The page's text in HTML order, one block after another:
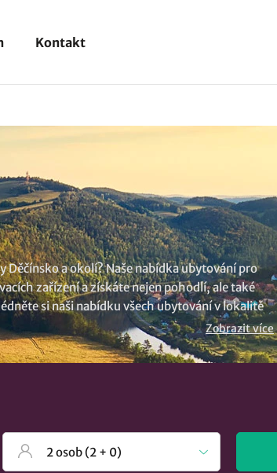
Kontakt
a okolí? Naše nabídka ubytování pro
zařízení a získáte nejen pohodlí, ale také
si naši nabídku všechubytování v lokalitě
Zobrazit více